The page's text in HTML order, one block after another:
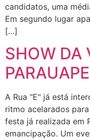
candidatos, uma
Em segundo lugar
[…]
SHOW DA
A Rua "E" já está
ritmo acelarados
festa já realizada em
emancipação. Um